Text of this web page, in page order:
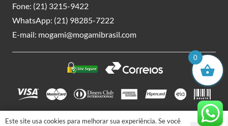
Fone: (21) 3215-9422
WhatsApp: (21) 98285-7222
E-mail: mogami@mogamibrasil.com
0
Este site usa cookies para melhorar sua experiência. Se você